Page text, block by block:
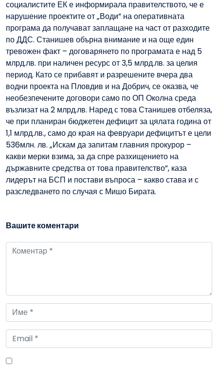
социалистите ЕК е информирала правителството, че е
нарушение проектите от „Води” на оперативната
програма да получават заплащане на част от разходите
по ДДС. Станишев обърна внимание и на още един
тревожен факт – договарянето по програмата е над 5
млрд.лв. при наличен ресурс от 3,5 млрд.лв. за целия
период. Като се прибавят и разрешените вчера два
водни проекта на Пловдив и на Добрич, се оказва, че
необезпечените договори само по ОП Околна среда
възлизат на 2 млрд.лв. Наред с това Станишев отбеляза,
че при планиран бюджетен дефицит за цялата година от
1,1 млрд.лв., само до края на февруари дефицитът е цели
536млн. лв. „Искам да запитам главния прокурор –
какви мерки взима, за да спре разхищението на
държавните средства от това правителство”, каза
лидерът на БСП и постави въпроса – какво става и с
разследването по случая с Мишо Бирата.
Вашите коментари